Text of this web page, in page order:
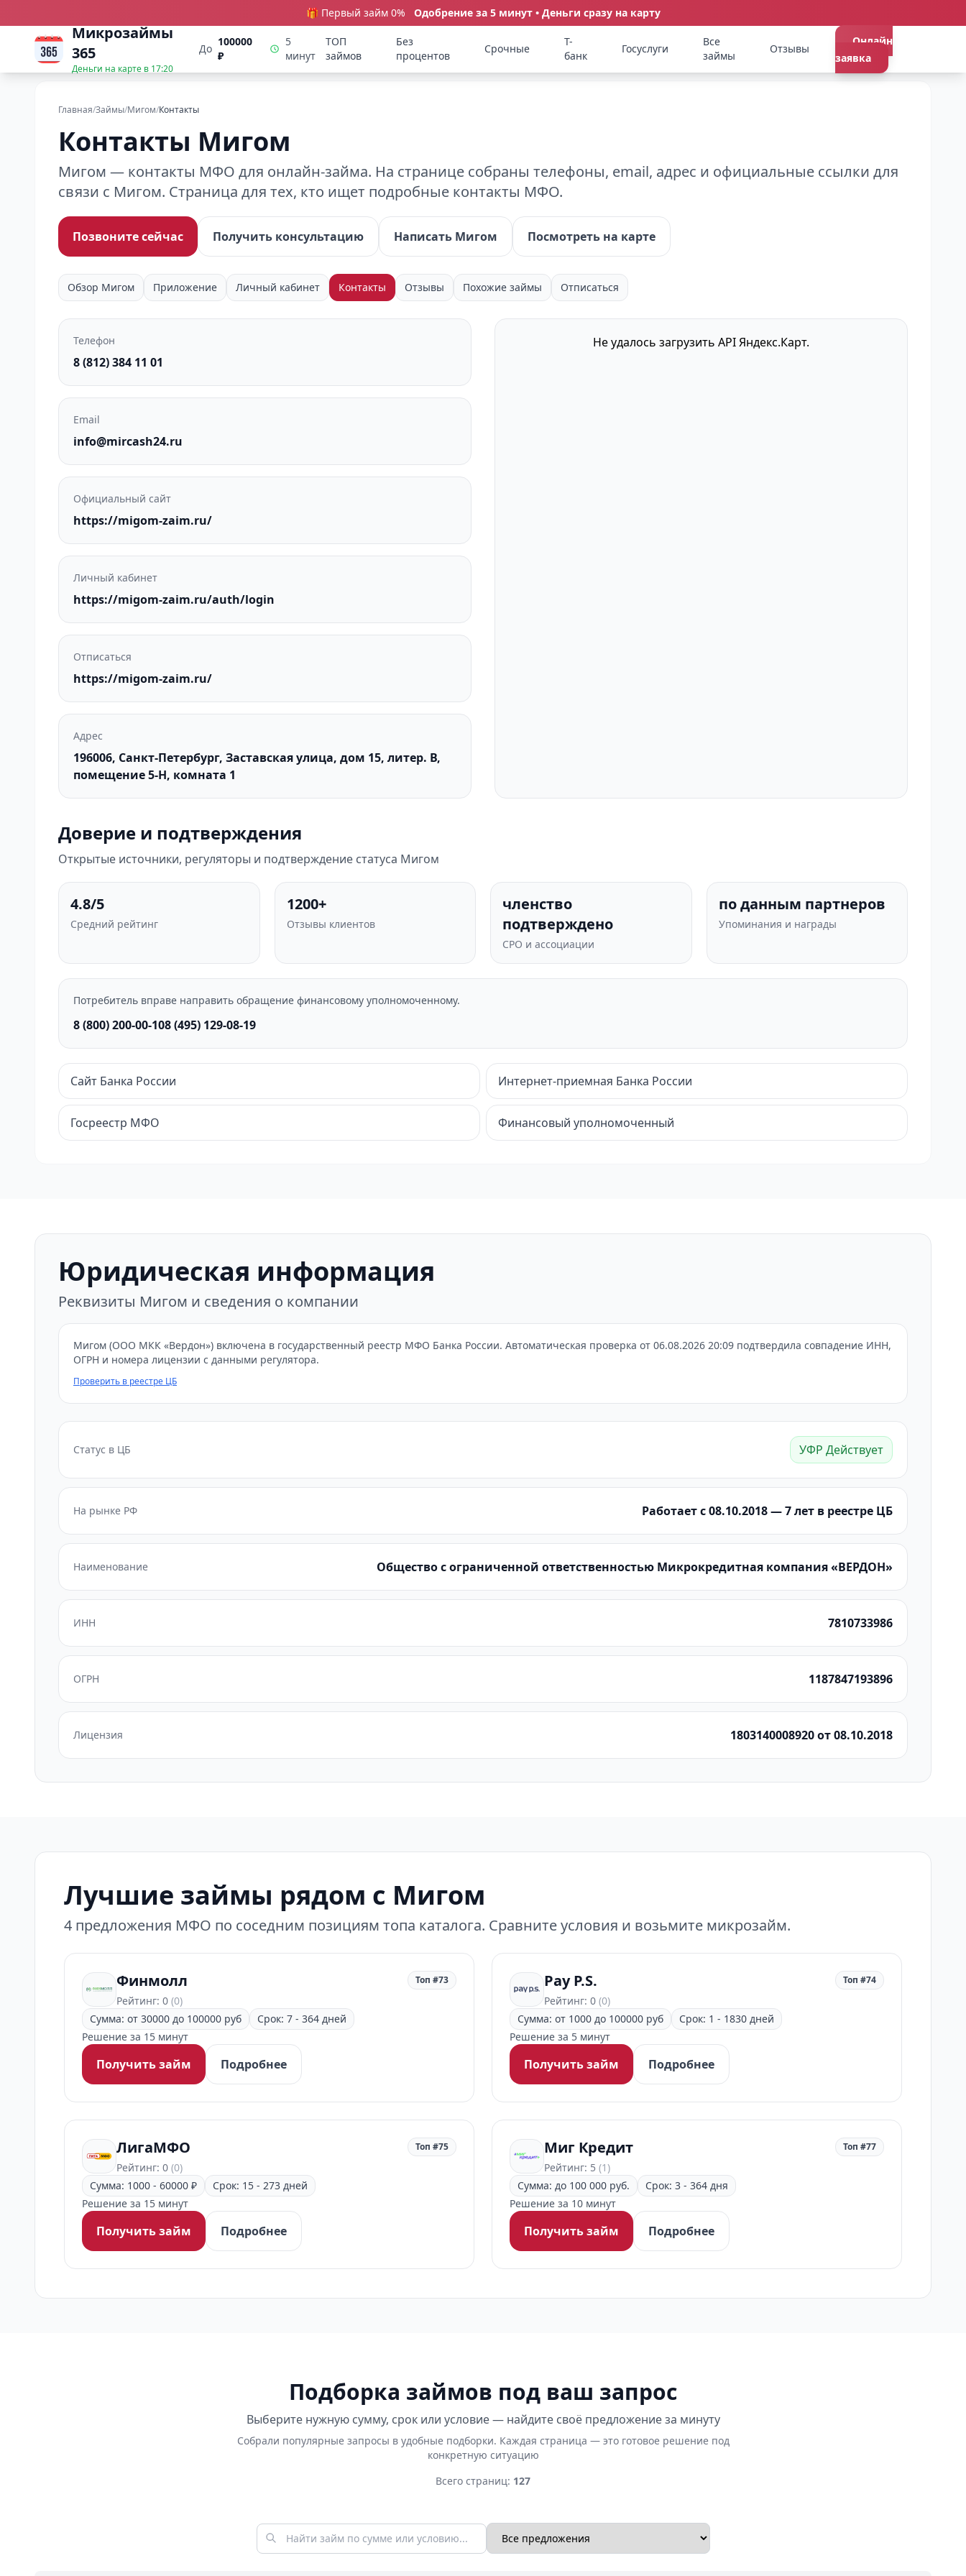
🎁 Первый займ 0% Одобрение за 5 минут • Деньги сразу на карту
Микрозаймы
365
Деньги на карте в 17:20
До
100000
₽
5
минут
ТОП
займов
Без
процентов
Срочные
Т-
банк
Госуслуги
Все
займы
Отзывы
Онлайн
заявка
Главная/Займы/Мигом/Контакты
Контакты Мигом
Мигом — контакты МФО для онлайн-займа. На странице собраны телефоны, email, адрес и официальные ссылки для
связи с Мигом. Страница для тех, кто ищет подробные контакты МФО.
Позвоните сейчас Получить консультацию Написать Мигом Посмотреть на карте
Обзор Мигом Приложение Личный кабинет Контакты Отзывы Похожие займы Отписаться
Телефон
8 (812) 384 11 01
Email
info@mircash24.ru
Официальный сайт
https://migom-zaim.ru/
Личный кабинет
https://migom-zaim.ru/auth/login
Отписаться
https://migom-zaim.ru/
Адрес
196006, Санкт-Петербург, Заставская улица, дом 15, литер. В,
помещение 5-Н, комната 1
Не удалось загрузить API Яндекс.Карт.
Доверие и подтверждения
Открытые источники, регуляторы и подтверждение статуса Мигом
4.8/5
Средний рейтинг
1200+
Отзывы клиентов
членство
подтверждено
СРО и ассоциации
по данным партнеров
Упоминания и награды
Потребитель вправе направить обращение финансовому уполномоченному.
8 (800) 200-00-108 (495) 129-08-19
Сайт Банка России Интернет-приемная Банка России
Госреестр МФО Финансовый уполномоченный
Юридическая информация
Реквизиты Мигом и сведения о компании
Мигом (ООО МКК «Вердон») включена в государственный реестр МФО Банка России. Автоматическая проверка от 06.08.2026 20:09 подтвердила совпадение ИНН,
ОГРН и номера лицензии с данными регулятора.
Проверить в реестре ЦБ
Статус в ЦБ УФР Действует
На рынке РФ Работает с 08.10.2018 — 7 лет в реестре ЦБ
Наименование Общество с ограниченной ответственностью Микрокредитная компания «ВЕРДОН»
ИНН 7810733986
ОГРН 1187847193896
Лицензия 1803140008920 от 08.10.2018
Лучшие займы рядом с Мигом
4 предложения МФО по соседним позициям топа каталога. Сравните условия и возьмите микрозайм.
Финмолл
Рейтинг: 0 (0)
Топ #73
Сумма: от 30000 до 100000 руб
Срок: 7 - 364 дней
Решение за 15 минут
Получить займ Подробнее
Pay P.S.
Рейтинг: 0 (0)
Топ #74
Сумма: от 1000 до 100000 руб
Срок: 1 - 1830 дней
Решение за 5 минут
Получить займ Подробнее
ЛигаМФО
Рейтинг: 0 (0)
Топ #75
Сумма: 1000 - 60000 ₽
Срок: 15 - 273 дней
Решение за 15 минут
Получить займ Подробнее
Миг Кредит
Рейтинг: 5 (1)
Топ #77
Сумма: до 100 000 руб.
Срок: 3 - 364 дня
Решение за 10 минут
Получить займ Подробнее
Подборка займов под ваш запрос
Выберите нужную сумму, срок или условие — найдите своё предложение за минуту
Собрали популярные запросы в удобные подборки. Каждая страница — это готовое решение под
конкретную ситуацию
Всего страниц: 127